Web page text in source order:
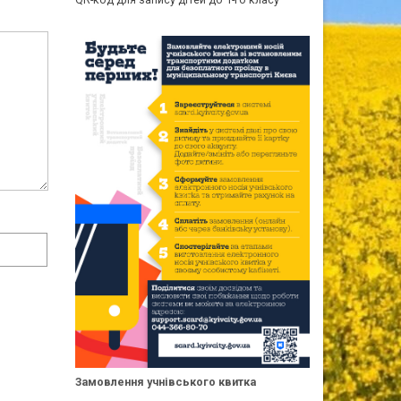
Замовлення учнівського квитка